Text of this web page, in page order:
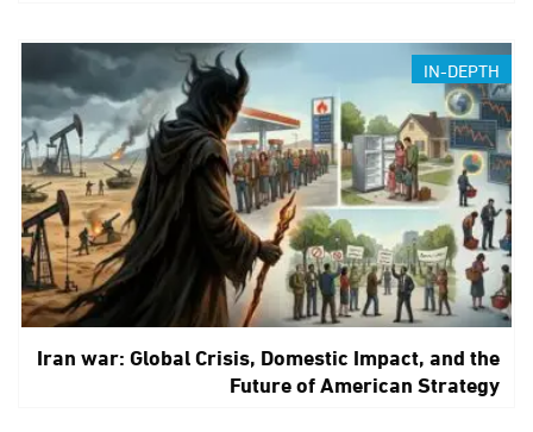
IN-DEPTH
Iran war: Global Crisis, Domestic Impact, and the
Future of American Strategy